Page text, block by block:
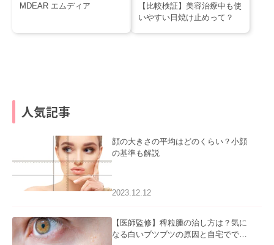
MDEAR エムディア
【比較検証】美容治療中も使
いやすい日焼け止めって？
人気記事
顔の大きさの平均はどのくらい？小顔
の基準も解説
2023.12.12
【医師監修】稗粒腫の治し方は？気に
なる白いブツブツの原因と自宅ででき